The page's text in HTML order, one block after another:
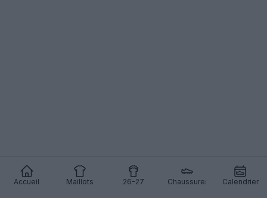
Accueil Maillots 26-27 Chaussures Calendrier